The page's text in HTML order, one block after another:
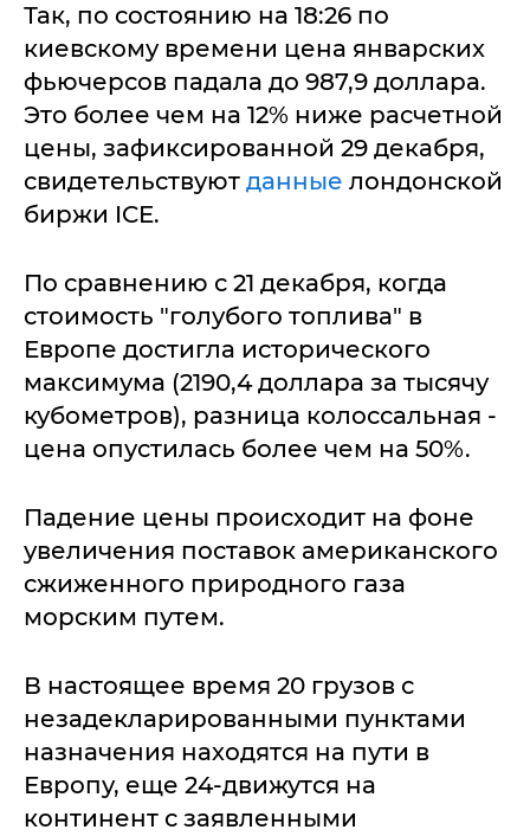
Так, по состоянию на 18:26 по
киевскому времени цена январских
фьючерсов падала до 987,9 доллара.
Это более чем на 12% ниже расчетной
цены, зафиксированной 29 декабря,
свидетельствуют данные лондонской
биржи ICE.
По сравнению с 21 декабря, когда
стоимость "голубого топлива" в
Европе достигла исторического
максимума (2190,4 доллара за тысячу
кубометров), разница колоссальная -
цена опустилась более чем на 50%.
Падение цены происходит на фоне
увеличения поставок американского
сжиженного природного газа
морским путем.
В настоящее время 20 грузов с
незадекларированными пунктами
назначения находятся на пути в
Европу, еще 24-движутся на
континент с заявленными